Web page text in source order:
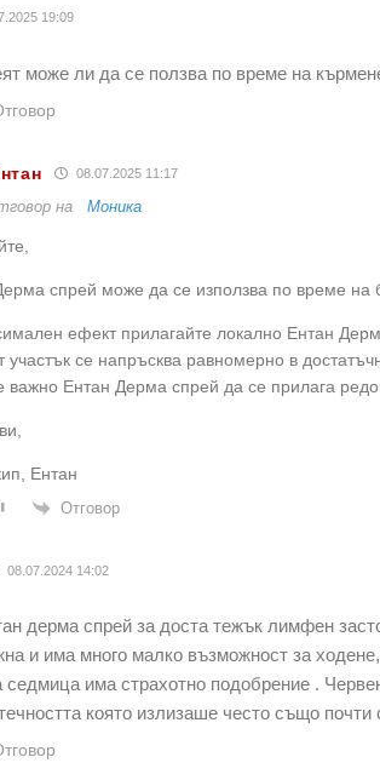
19:09
може ли да се ползва по време на
08.07.2025 11:17
на Моника
спрей може да се използва по време на
ефект прилагайте локално Ентан
участък се напръсква равномерно в
важно Ентан Дерма спрей да се прилага
Ентан
Отговор
08.07.2024 14:02
дерма спрей за доста тежък лимфен
и има много малко възможност за
седмица има страхотно подобрение .
която излизаше често също почти